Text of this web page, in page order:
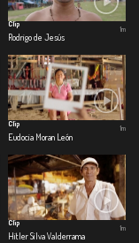
Clip
Rodrigo de Jesús
1m
Clip
Eudocia Moran León
1m
Clip
Hitler Silva Valderrama
1m